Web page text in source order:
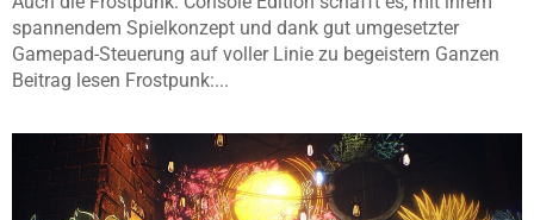
spannendem Spielkonzept und dank gut umgesetzter
Gamepad-Steuerung auf voller Linie zu begeistern Ganzen
Beitrag lesen Frostpunk:...